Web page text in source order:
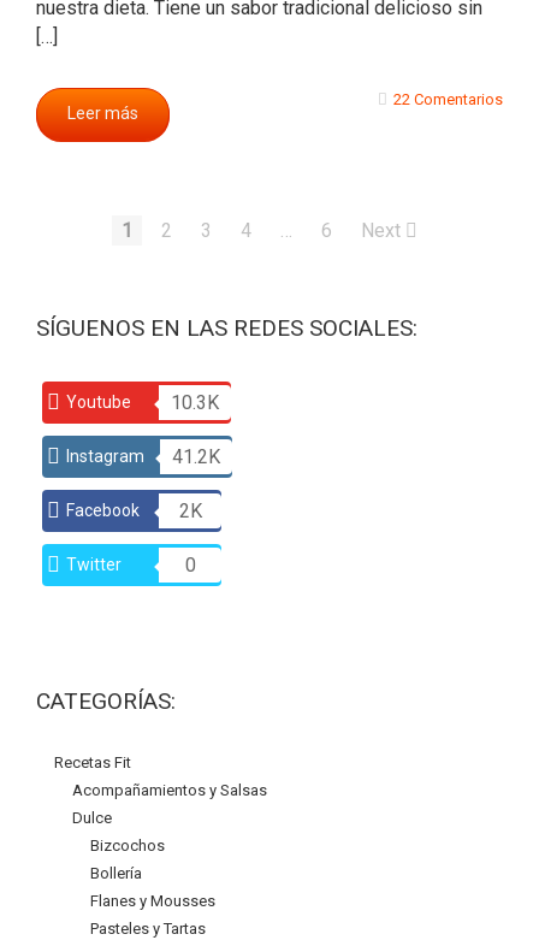
nuestra dieta. Tiene un sabor tradicional delicioso sin
[…]
Leer más
22 Comentarios
1 2 3 4 … 6 Next
SÍGUENOS EN LAS REDES SOCIALES:
Youtube 10.3K
Instagram 41.2K
Facebook 2K
Twitter 0
CATEGORÍAS:
Recetas Fit
Acompañamientos y Salsas
Dulce
Bizcochos
Bollería
Flanes y Mousses
Pasteles y Tartas